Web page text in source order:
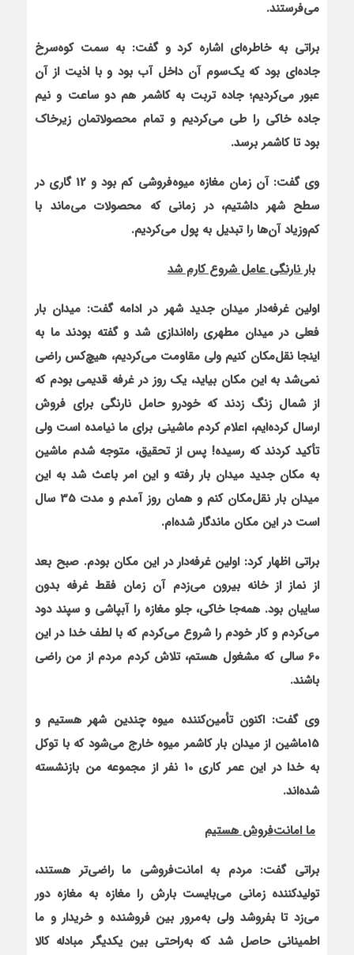
می‌فرستند.
براتی به خاطره‌ای اشاره کرد و گفت: به سمت کوه‌سرخ
جاده‌ای بود که یک‌سوم آن داخل آب بود و با اذیت از آن
عبور می‌کردیم؛ جاده تربت به کاشمر هم دو ساعت و نیم
جاده خاکی را طی می‌کردیم و تمام محصولاتمان زیرخاک
بود تا کاشمر برسد.
وی گفت: آن زمان مغازه میوه‌فروشی کم بود و 12 گاری در
سطح شهر داشتیم، در زمانی که محصولات می‌ماند با
کم‌وزیاد آن‌ها را تبدیل به پول می‌کردیم.
بار نارنگی عامل شروع کارم شد
اولین غرفه‌دار میدان جدید شهر در ادامه گفت: میدان بار
فعلی در میدان مطهری راه‌اندازی شد و گفته بودند ما به
اینجا نقل‌مکان کنیم ولی مقاومت می‌کردیم، هیچ‌کس راضی
نمی‌شد به این مکان بیاید، یک روز در غرفه قدیمی بودم که
از شمال زنگ زدند که خودرو حامل نارنگی برای فروش
ارسال کرده‌ایم، اعلام کردم ماشینی برای ما نیامده است ولی
تأکید کردند که رسیده! پس‌ از تحقیق، متوجه شدم ماشین
به مکان جدید میدان بار رفته و این امر باعث شد به این
میدان بار نقل‌مکان کنم و همان روز آمدم و مدت 35 سال
است در این مکان ماندگار شده‌ام.
براتی اظهار کرد: اولین غرفه‌دار در این مکان بودم. صبح بعد
از نماز از خانه بیرون می‌زدم آن زمان فقط غرفه بدون
سایبان بود. همه‌جا خاکی، جلو مغازه را آبپاشی و سپند دود
می‌کردم و کار خودم را شروع می‌کردم که با لطف خدا در این
60 سالی که مشغول هستم، تلاش کردم مردم از من راضی
باشند.
وی گفت: اکنون تأمین‌کننده میوه چندین شهر هستیم و
15ماشین از میدان بار کاشمر میوه خارج می‌شود که با توکل
به خدا در این عمر کاری 10 نفر از مجموعه من بازنشسته
شده‌اند.
ما امانت‌فروش هستیم
براتی گفت: مردم به امانت‌فروشی ما راضی‌تر هستند،
تولیدکننده زمانی می‌بایست بارش را مغازه به مغازه دور
می‌زد تا بفروشد ولی به‌مرور بین فروشنده و خریدار و ما
اطمینانی حاصل شد که به‌راحتی بین یکدیگر مبادله کالا